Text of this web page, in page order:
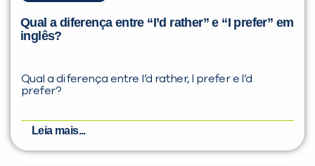
Qual a diferença entre “I’d rather” e “I prefer” em
inglês?
Qual a diferença entre I’d rather, I prefer e I’d
prefer?
Leia mais...